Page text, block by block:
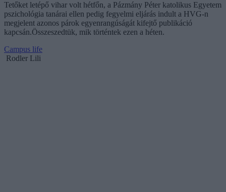
Tetőket letépő vihar volt hétfőn, a Pázmány Péter katolikus Egyetem
pszichológia tanárai ellen pedig fegyelmi eljárás indult a HVG-n
megjelent azonos párok egyenrangúságát kifejtő publikáció
kapcsán.Összeszedtük, mik történtek ezen a héten.
Campus life
Rodler Lili